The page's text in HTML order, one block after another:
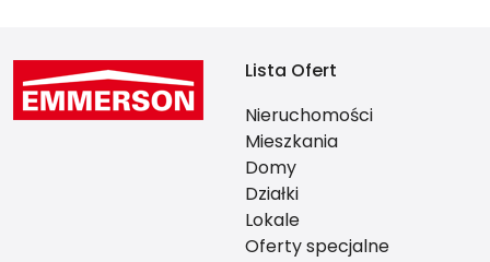
Lista Ofert
Nieruchomości
Mieszkania
Domy
Działki
Lokale
Oferty specjalne